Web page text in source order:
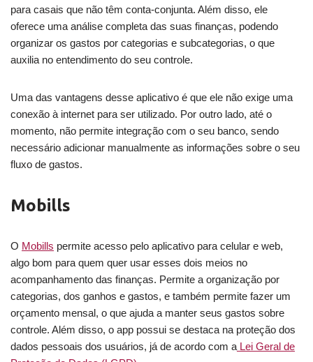
para casais que não têm conta-conjunta. Além disso, ele
oferece uma análise completa das suas finanças, podendo
organizar os gastos por categorias e subcategorias, o que
auxilia no entendimento do seu controle.
Uma das vantagens desse aplicativo é que ele não exige uma
conexão à internet para ser utilizado. Por outro lado, até o
momento, não permite integração com o seu banco, sendo
necessário adicionar manualmente as informações sobre o seu
fluxo de gastos.
Mobills
O Mobills permite acesso pelo aplicativo para celular e web,
algo bom para quem quer usar esses dois meios no
acompanhamento das finanças. Permite a organização por
categorias, dos ganhos e gastos, e também permite fazer um
orçamento mensal, o que ajuda a manter seus gastos sobre
controle. Além disso, o app possui se destaca na proteção dos
dados pessoais dos usuários, já de acordo com a Lei Geral de